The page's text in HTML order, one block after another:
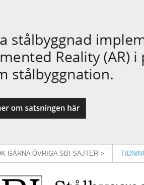
GÄRNA ÖVRIGA SBI-SAJTER >